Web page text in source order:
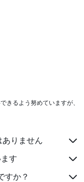
きるよう努めていますが、
りません
す
すか？